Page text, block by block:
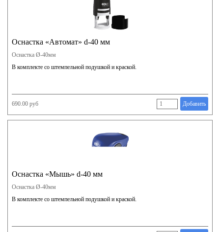
Оснастка «Автомат» d-40 мм
Оснастка Ø-40мм
В комплекте со штемпельной подушкой и краской.
690.00 руб Добавить
Оснастка «Мышь» d-40 мм
Оснастка Ø-40мм
В комплекте со штемпельной подушкой и краской.